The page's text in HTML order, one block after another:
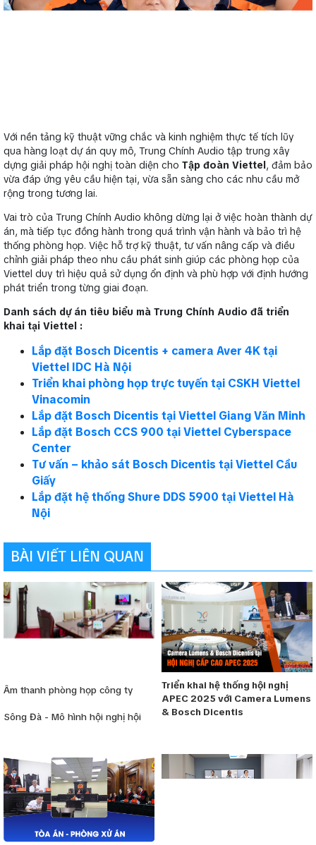
Với nền tảng kỹ thuật vững chắc và kinh nghiệm thực tế tích lũy
qua hàng loạt dự án quy mô, Trung Chính Audio tập trung xây
dựng giải pháp hội nghị toàn diện cho Tập đoàn Viettel, đảm bảo
vừa đáp ứng yêu cầu hiện tại, vừa sẵn sàng cho các nhu cầu mở
rộng trong tương lai.
Vai trò của Trung Chính Audio không dừng lại ở việc hoàn thành dự
án, mà tiếp tục đồng hành trong quá trình vận hành và bảo trì hệ
thống phòng họp. Việc hỗ trợ kỹ thuật, tư vấn nâng cấp và điều
chỉnh giải pháp theo nhu cầu phát sinh giúp các phòng họp của
Viettel duy trì hiệu quả sử dụng ổn định và phù hợp với định hướng
phát triển trong từng giai đoạn.
Danh sách dự án tiêu biểu mà Trung Chính Audio đã triển
khai tại Viettel :
Lắp đặt Bosch Dicentis + camera Aver 4K tại
Viettel IDC Hà Nội
Triển khai phòng họp trực tuyến tại CSKH Viettel
Vinacomin
Lắp đặt Bosch Dicentis tại Viettel Giang Văn Minh
Lắp đặt Bosch CCS 900 tại Viettel Cyberspace
Center
Tư vấn – khảo sát Bosch Dicentis tại Viettel Cầu
Giấy
Lắp đặt hệ thống Shure DDS 5900 tại Viettel Hà
Nội
BÀI VIẾT LIÊN QUAN
Âm thanh phòng họp công ty
Sông Đà - Mô hình hội nghị hội
Triển khai hệ thống hội nghị
APEC 2025 với Camera Lumens
& Bosch Dicentis